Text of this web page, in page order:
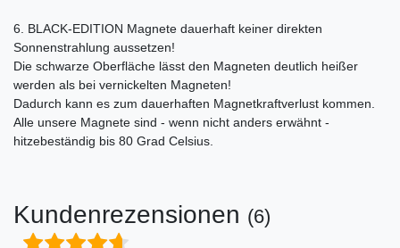
6. BLACK-EDITION Magnete dauerhaft keiner direkten
Sonnenstrahlung aussetzen!
Die schwarze Oberfläche lässt den Magneten deutlich heißer
werden als bei vernickelten Magneten!
Dadurch kann es zum dauerhaften Magnetkraftverlust kommen.
Alle unsere Magnete sind - wenn nicht anders erwähnt -
hitzebeständig bis 80 Grad Celsius.
Kundenrezensionen (6)